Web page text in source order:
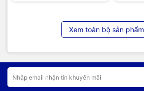
Xem toàn bộ sản phẩm